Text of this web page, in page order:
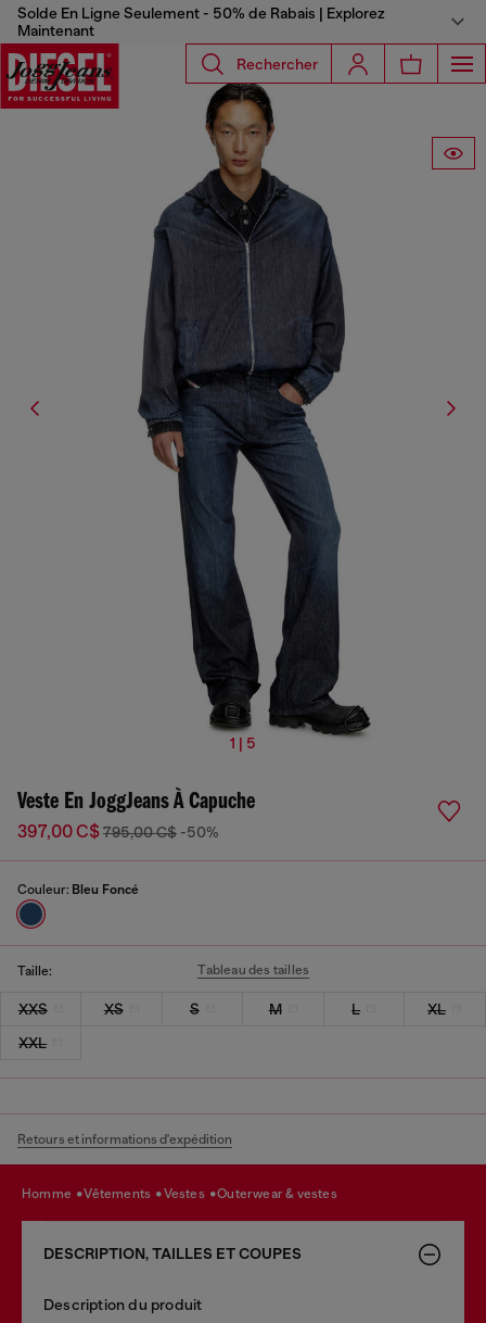
Solde En Ligne Seulement - 50% de Rabais | Explorez
Maintenant
Rechercher
1 | 5
Veste En JoggJeans À Capuche
397,00 C$795,00 C$ -50%
Couleur: Bleu Foncé
Taille: Tableau des tailles
XXS XS S M L
XL
XXL
Retours et informations d'expédition
homme vêtements vestes outerwear & vestes
DESCRIPTION, TAILLES ET COUPES
Description du produit